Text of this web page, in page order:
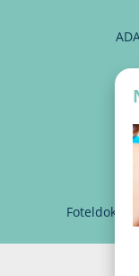
Foteldoki